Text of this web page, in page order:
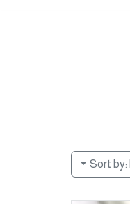
Sort by: